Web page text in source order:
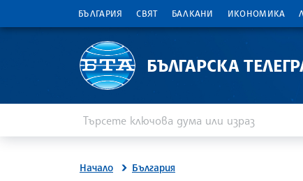
БЪЛГАРИЯ СВЯТ БАЛКАНИ ИКОНОМИКА
БЪЛГАРСКА
Начало България